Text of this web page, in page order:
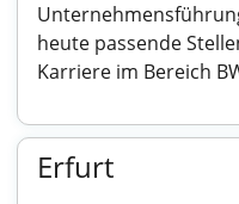
heute passende
Karriere im Bereich
Erfurt